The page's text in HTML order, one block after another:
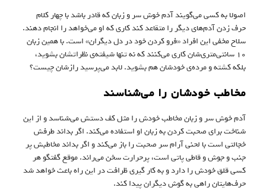
اصولا به کسی می‌گویند آدم خوش ‌سر و زبان که قادر باشد با چهار کلام
حرف زدن آدم‌های دیگر را متقاعد کند کاری که او می‌خواهد را انجام دهند.
سلاح مخفی این افراد «فرو کردن خود در دل دیگران» است. با همین زبان
۱۰ سانتی‌متری‌شان کاری می‌کنند که نه تنها شیفته‌ی نظراتشان بشوید،
بلکه کشته و مرده‌ی خودشان هم بشوید. لابد می‌پرسید رازشان چیست؟
مخاطب خودشان را می‌شناسند
آدم خوش‌ سر و زبان مخاطب خودش را مثل کف دستش می‌شناسد و از این
شناخت برای صحبت کردن به زبان او استفاده می‌کند. اگر بداند طرفش
خجالتی است با لحنی آرام سر صحبت را باز می‌کند و اگر بداند مخاطبش پر
جنب و جوش و قاطی پاتی است، پرحرارت سخن می‌راند. موقع گفتگو هر
کسی قلق خودش را دارد و به کار گیری ظرافت در این راه باعث خواهد شد
حرف‌‌هایتان راهی به گوش دیگران پیدا کند.